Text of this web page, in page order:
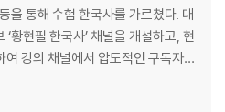
DNA를 아는가?
조선인의 숫자가 무려?
고?
복수였다고?
을 통해 수험 한국사를 가르쳤다. 대
황현필 한국사’ 채널을 개설하고, 현
강의 채널에서 압도적인 구독자
기연구소를 설립하며 다양한 분야
역사를 바로잡는 노력을 하고 있다.